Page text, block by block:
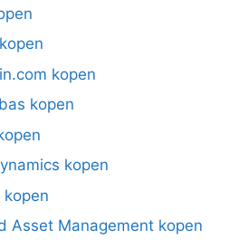
kopen
kopen
kopen
kopen
Asset Management kopen